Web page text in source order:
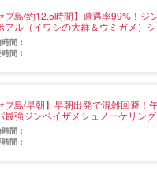
ブ島/約12.5時間】遭遇率99%！ジ
アル（イワシの大群＆ウミガメ）
力のジンベイザメと撮影体験！＜
本語／GoProレンタルあり＞（No.v-
間：
間：
ブ島/早朝】早朝出発で混雑回避！
最強ジンベイザメシュノーケリン
上陸付きフォトジェニックプラン＜
付き＞（No.v-6）
間：
間：